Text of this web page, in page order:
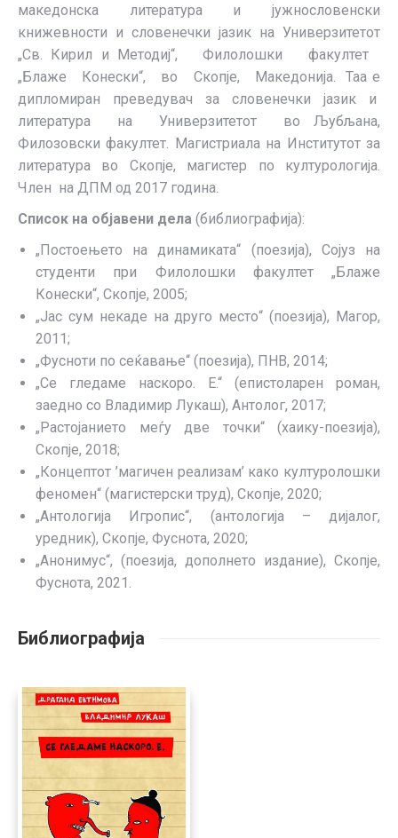
македонска литература и јужнословенски
книжевности и словенечки јазик на Универзитетот
„Св. Кирил и Методиј“, Филолошки факултет
„Блаже Конески“, во Скопје, Македонија. Таа е
дипломиран преведувач за словенечки јазик и
литература на Универзитетот во Љубљана,
Филозовски факултет. Mагистриала на Институтот за
литература во Скопје, магистер по културологија.
Член на ДПМ од 2017 година.
Список на објавени дела (библиографија):
„Постоењето на динамиката“ (поезија), Сојуз на
студенти при Филолошки факултет „Блаже
Конески“, Скопје, 2005;
„Јас сум некаде на друго место“ (поезија), Магор,
2011;
„Фусноти по сеќавање“ (поезија), ПНВ, 2014;
„Се гледаме наскоро. Е.“ (епистоларен роман,
заедно со Владимир Лукаш), Антолог, 2017;
„Растојанието меѓу две точки“ (хаику-поезија),
Скопје, 2018;
„Концептот ’магичен реализам’ како културолошки
феномен“ (магистерски труд), Скопје, 2020;
„Антологија Игропис“, (антологија – дијалог,
уредник), Скопје, Фуснота, 2020;
„Анонимус“, (поезија, дополнето издание), Скопје,
Фуснота, 2021.
Библиографија